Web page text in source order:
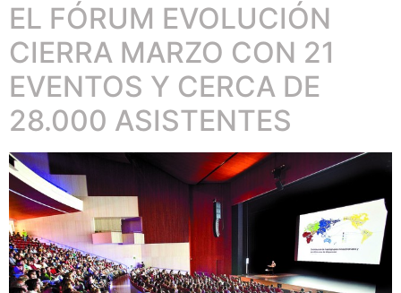
EL FÓRUM EVOLUCIÓN
CIERRA MARZO CON 21
EVENTOS Y CERCA DE
28.000 ASISTENTES